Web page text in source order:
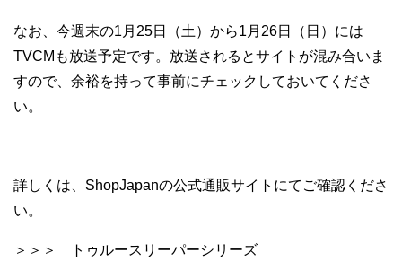
なお、今週末の1月25日（土）から1月26日（日）には
TVCMも放送予定です。放送されるとサイトが混み合いま
すので、余裕を持って事前にチェックしておいてくださ
い。
詳しくは、ShopJapanの公式通販サイトにてご確認くださ
い。
＞＞＞ トゥルースリーパーシリーズ